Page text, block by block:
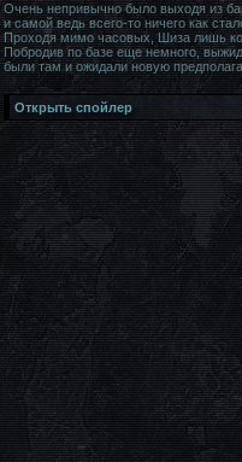
Очень непривычно было выходя из
и самой ведь всего-то ничего как
Проходя мимо часовых, Шиза лишь
Побродив по базе еще немного,
были там и ожидали новую